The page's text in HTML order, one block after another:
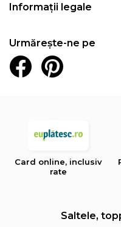
Informații legale
Urmărește-ne pe
Card online, inclusiv
rate
Saltele,